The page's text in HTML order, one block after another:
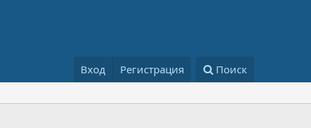
Вход Регистрация Поиск